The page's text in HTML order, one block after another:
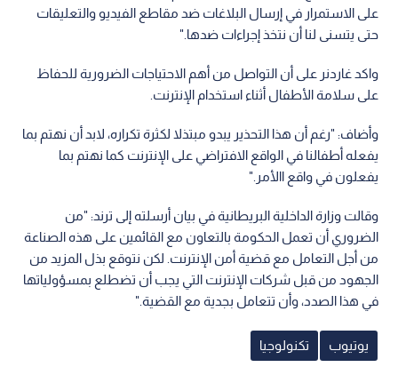
على الاستمرار في إرسال البلاغات ضد مقاطع الفيديو والتعليقات
حتى يتسنى لنا أن نتخذ إجراءات ضدها."
واكد غاردنر على أن التواصل من أهم الاحتياجات الضرورية للحفاظ
على سلامة الأطفال أثناء استخدام الإنترنت.
وأضاف: "رغم أن هذا التحذير يبدو مبتذلا لكثرة تكراره، لابد أن نهتم بما
يفعله أطفالنا في الواقع الافتراضي على الإنترنت كما نهتم بما
يفعلون في واقع االأمر."
وقالت وزارة الداخلية البريطانية في بيان أرسلته إلى ترند: "من
الضروري أن تعمل الحكومة بالتعاون مع القائمين على هذه الصناعة
من أجل التعامل مع قضية أمن الإنترنت. لكن نتوقع بذل المزيد من
الجهود من قبل شركات الإنترنت التي يجب أن تضطلع بمسؤولياتها
في هذا الصدد، وأن تتعامل بجدية مع القضية."
يوتيوب تكنولوجيا